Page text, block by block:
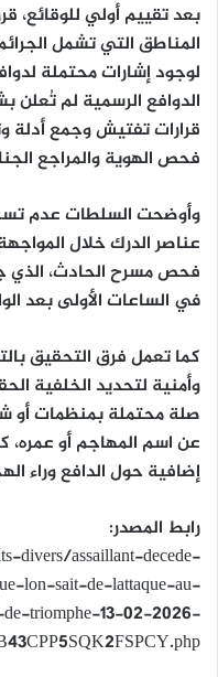
بعد تقييم أولي للوقائع،
المناطق التي تشمل
لوجود إشارات محتملة
الدوافع الرسمية لم
قرارات تفتيش وجمع
فحص الهوية والمراجع
وأوضحت السلطات عدم
عناصر الدرك خلال
فحص مسرح الحادث، الذي
في الساعات الأولى بعد
كما تعمل فرق التحقيق
وأمنية لتحديد الخلفية
صلة محتملة بمنظمات أو
عن اسم المهاجم أو عمره،
إضافية حول الدافع وراء
رابط المصدر:
divers/assaillant-decede-
lon-sait-de-lattaque-au-
de-triomphe-13-02-2026-